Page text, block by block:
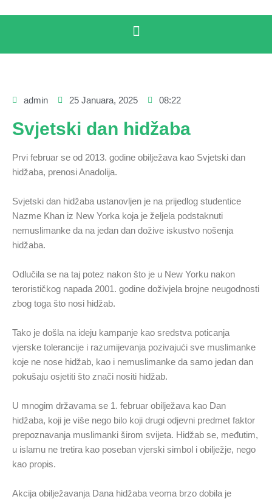
admin 25 Januara, 2025 08:22
Svjetski dan hidžaba
Prvi februar se od 2013. godine obilježava kao Svjetski dan
hidžaba, prenosi Anadolija.
Svjetski dan hidžaba ustanovljen je na prijedlog studentice
Nazme Khan iz New Yorka koja je željela podstaknuti
nemuslimanke da na jedan dan dožive iskustvo nošenja
hidžaba.
Odlučila se na taj potez nakon što je u New Yorku nakon
terorističkog napada 2001. godine doživjela brojne neugodnosti
zbog toga što nosi hidžab.
Tako je došla na ideju kampanje kao sredstva poticanja
vjerske tolerancije i razumijevanja pozivajući sve muslimanke
koje ne nose hidžab, kao i nemuslimanke da samo jedan dan
pokušaju osjetiti što znači nositi hidžab.
U mnogim državama se 1. februar obilježava kao Dan
hidžaba, koji je više nego bilo koji drugi odjevni predmet faktor
prepoznavanja muslimanki širom svijeta. Hidžab se, međutim,
u islamu ne tretira kao poseban vjerski simbol i obilježje, nego
kao propis.
Akcija obilježavanja Dana hidžaba veoma brzo dobila je